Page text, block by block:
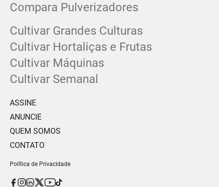
Compara Pulverizadores
Cultivar Grandes Culturas
Cultivar Hortaliças e Frutas
Cultivar Máquinas
Cultivar Semanal
ASSINE
ANUNCIE
QUEM SOMOS
CONTATO
Política de Privacidade